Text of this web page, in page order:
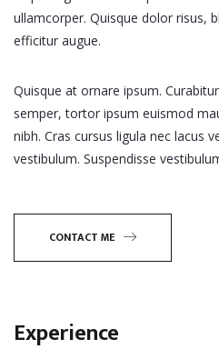
ullamcorper. Quisque dolor risus,
efficitur augue.
Quisque at ornare ipsum.
semper, tortor ipsum euismod
nibh. Cras cursus ligula nec lacus
vestibulum. Suspendisse
CONTACT ME
Experience